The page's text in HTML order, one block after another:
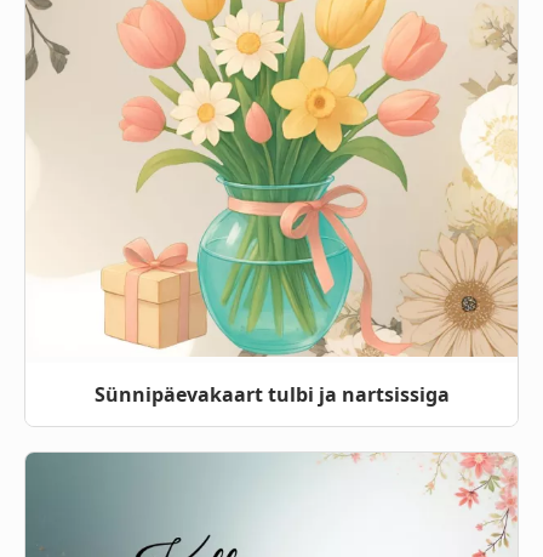
Sünnipäevakaart tulbi ja nartsissiga